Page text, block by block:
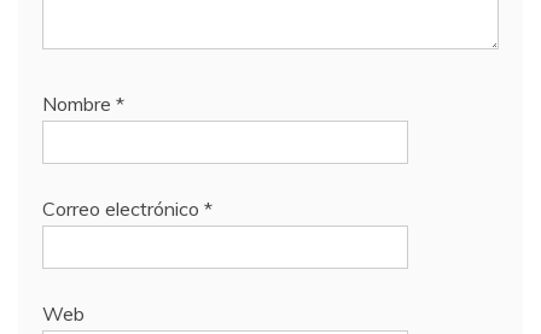
Nombre *
Correo electrónico *
Web